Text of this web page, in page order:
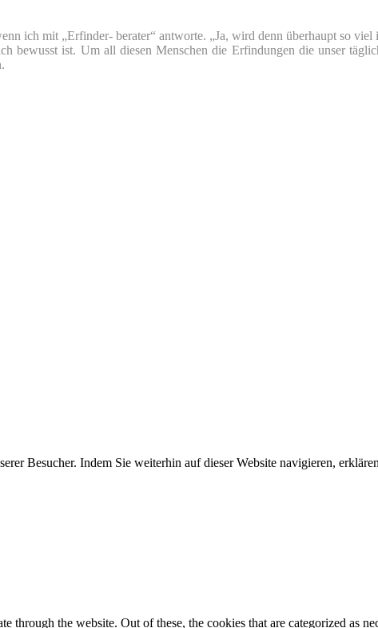
ich mit „Erfinder- berater“ antworte. „Ja, wird denn überhaupt so viel
bewusst ist. Um all diesen Menschen die Erfindungen die unser
Besucher. Indem Sie weiterhin auf dieser Website navigieren,
the website. Out of these, the cookies that are categorized as